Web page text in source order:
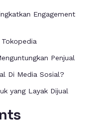
Engagement
Penjual
Di Media Sosial?
yang Layak Dijual